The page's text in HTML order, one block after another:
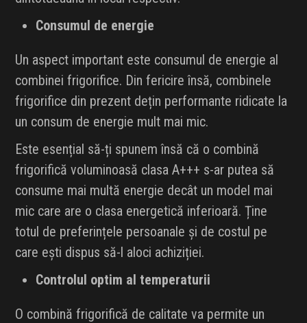
Consumul de energie
Un aspect important este consumul de energie al
combinei frigorifice. Din fericire însă, combinele
frigorifice din prezent dețin performante ridicate la
un consum de energie mult mai mic.
Este esențial să-ți spunem însă că o combină
frigorifică voluminoasă clasa A+++ s-ar putea să
consume mai multă energie decât un model mai
mic care are o clasa energetică inferioară. Ține
totul de preferințele persoanale și de costul pe
care ești dispus să-l aloci achiziției.
Controlul optim al temperaturii
O combină frigorifică de calitate va permite un